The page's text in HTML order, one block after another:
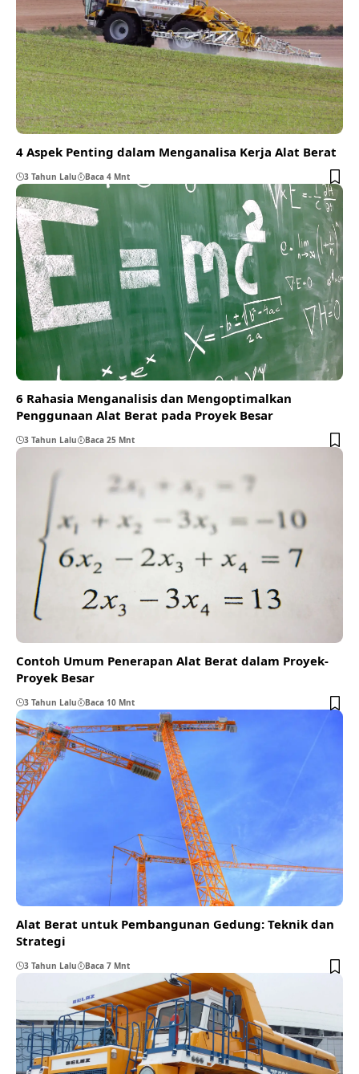
4 Aspek Penting dalam Menganalisa Kerja Alat Berat
3 Tahun Lalu Baca 4 Mnt
6 Rahasia Menganalisis dan Mengoptimalkan
Penggunaan Alat Berat pada Proyek Besar
3 Tahun Lalu Baca 25 Mnt
Contoh Umum Penerapan Alat Berat dalam Proyek-
Proyek Besar
3 Tahun Lalu Baca 10 Mnt
Alat Berat untuk Pembangunan Gedung: Teknik dan
Strategi
3 Tahun Lalu Baca 7 Mnt